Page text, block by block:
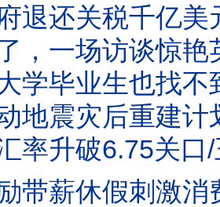
还关税千亿美元/王剑
场访谈惊艳英语世界/王
业生也找不到工作了/王
震灾后重建计划/王剑
升破6.75关口/王剑每
薪休假刺激消费/王剑